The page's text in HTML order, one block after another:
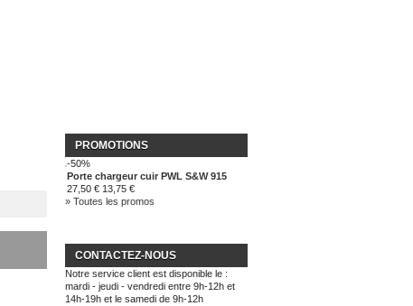
PROMOTIONS
-50%
Porte chargeur cuir PWL S&W 915
27,50 € 13,75 €
» Toutes les promos
CONTACTEZ-NOUS
Notre service client est disponible le :
mardi - jeudi - vendredi entre 9h-12h et
14h-19h et le samedi de 9h-12h